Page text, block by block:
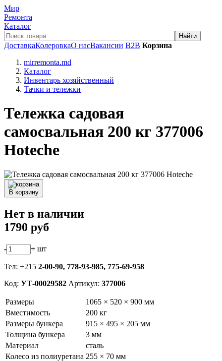
Мир
Ремонта
Каталог
ДоставкаКолеровкаО насВакансии B2B Корзина
mirremonta.md
Каталог
Инвентарь хозяйственный
Тачки и тележки
Тележка садовая
самосвальная 200 кг 377006
Hoteche
В корзину
Нет в наличии
1790 руб
- + шт
Тел: +215 2-00-90, 778-93-985, 775-69-958
Код: УТ-00029582 Артикул: 377006
Размеры
1065 × 520 × 900 мм
Вместимость
200 кг
Размеры бункера
915 × 495 × 205 мм
Толщина бункера
3 мм
Материал
сталь
Колесо из полиуретана 255 × 70 мм